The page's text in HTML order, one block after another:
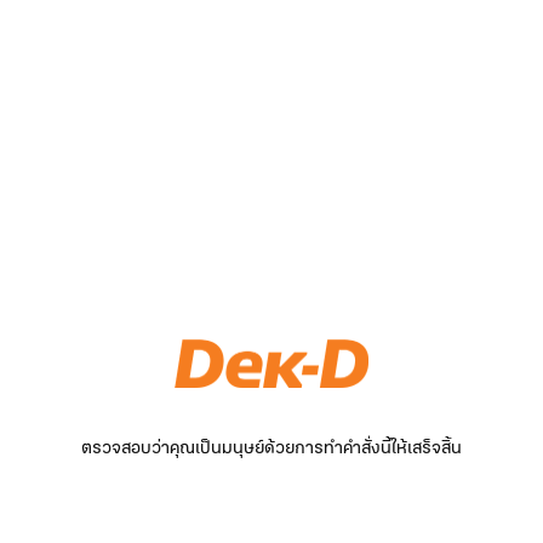
ตรวจสอบว่าคุณเป็นมนุษย์ด้วยการทำคำสั่งนี้ให้เสร็จสิ้น